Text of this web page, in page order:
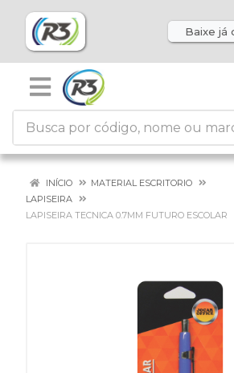
Baixe já
INÍCIO
MATERIAL ESCRITORIO
LAPISEIRA
LAPISEIRA TECNICA 0.7MM FUTURO ESCOLAR